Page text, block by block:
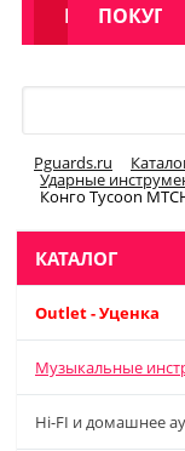
АКЦИИ
КАТАЛОГ
Pguards.ru
Ударные
Конго Tycoon
КАТАЛОГ
Outlet - Уценка
Музыкальные
Hi-FI и домашнее